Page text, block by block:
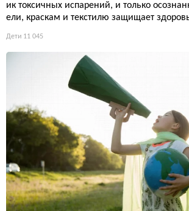
ик токсичных испарений, и только
ели, краскам и текстилю защищает
Дети 11 045